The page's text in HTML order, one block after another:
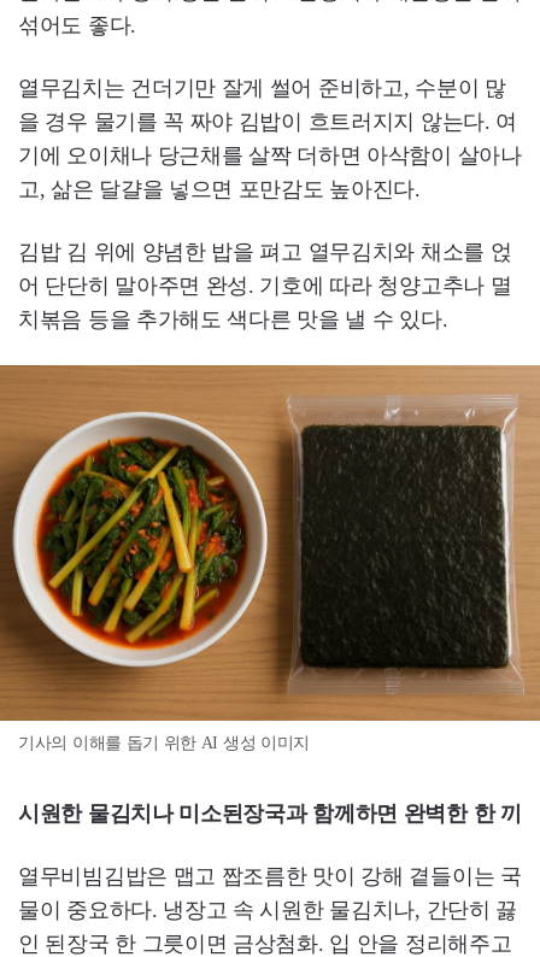
섞어도 좋다.
열무김치는 건더기만 잘게 썰어 준비하고, 수분이 많
을 경우 물기를 꼭 짜야 김밥이 흐트러지지 않는다. 여
기에 오이채나 당근채를 살짝 더하면 아삭함이 살아나
고, 삶은 달걀을 넣으면 포만감도 높아진다.
김밥 김 위에 양념한 밥을 펴고 열무김치와 채소를 얹
어 단단히 말아주면 완성. 기호에 따라 청양고추나 멸
치볶음 등을 추가해도 색다른 맛을 낼 수 있다.
기사의 이해를 돕기 위한 AI 생성 이미지
시원한 물김치나 미소된장국과 함께하면 완벽한 한 끼
열무비빔김밥은 맵고 짭조름한 맛이 강해 곁들이는 국
물이 중요하다. 냉장고 속 시원한 물김치나, 간단히 끓
인 된장국 한 그릇이면 금상첨화. 입 안을 정리해주고